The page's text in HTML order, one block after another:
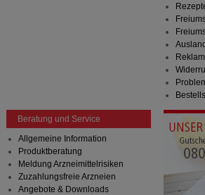
Beratung und Service
Allgemeine Information
Produktberatung
Meldung Arzneimittelrisiken
Zuzahlungsfreie Arzneien
Angebote & Downloads